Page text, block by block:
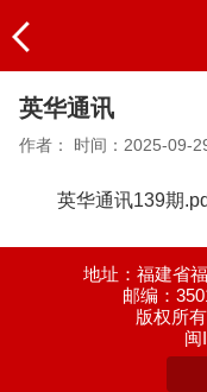
英华通讯
作者： 时间：2025-09-
英华通讯139期
地址：福建省
邮编：
版权所
闽